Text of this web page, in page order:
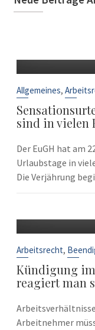
Allgemeines,
sind in vielen
Der EuGH hat am
Urlaubstage in
Die Verjährung
Arbeitsrecht,
Kündigung
reagiert man
Arbeitnehmer